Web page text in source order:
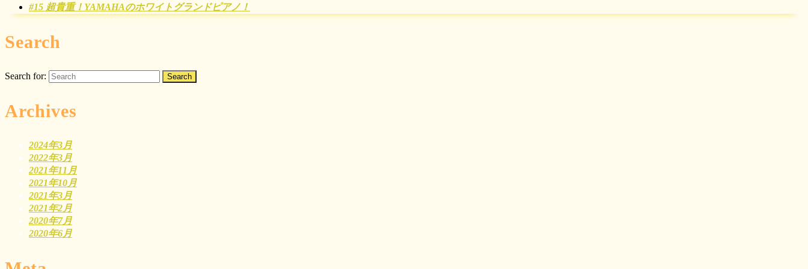
#15 超貴重！YAMAHAのホワイトグランドピアノ！
Search
Search for:
Archives
2024年3月
2022年3月
2021年11月
2021年10月
2021年3月
2021年2月
2020年7月
2020年6月